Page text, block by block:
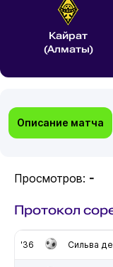
Кайрат
(Алматы)
Описание матча
Просмотров: -
Протокол
'36 Сильва